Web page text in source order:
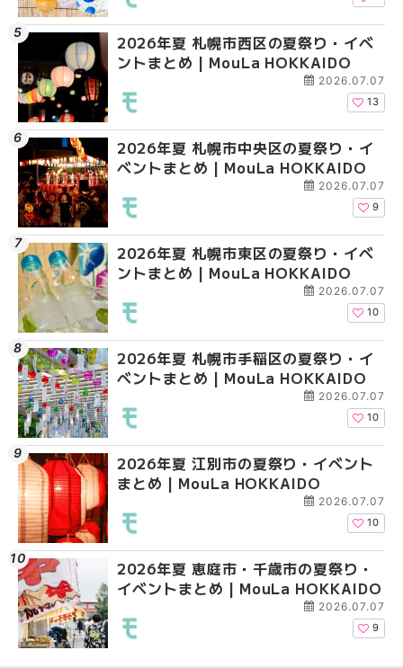
2026年夏 札幌市西区の夏祭り・イベ
ントまとめ | MouLa HOKKAIDO
2026.07.07
13
2026年夏 札幌市中央区の夏祭り・イ
ベントまとめ | MouLa HOKKAIDO
2026.07.07
9
2026年夏 札幌市東区の夏祭り・イベ
ントまとめ | MouLa HOKKAIDO
2026.07.07
10
2026年夏 札幌市手稲区の夏祭り・イ
ベントまとめ | MouLa HOKKAIDO
2026.07.07
10
2026年夏 江別市の夏祭り・イベント
まとめ | MouLa HOKKAIDO
2026.07.07
10
2026年夏 恵庭市・千歳市の夏祭り・
イベントまとめ | MouLa HOKKAIDO
2026.07.07
9
2026年夏 札幌市北区
ントまとめ | MouLa
2026年夏 札幌市清田
ベントまとめ |
2026年夏 札幌市手稲
ベントまとめ |
2026年夏 札幌市中央
ベントまとめ |
2026年夏 札幌市南区
ントまとめ | MouLa
札幌の麻辣湯（マーラ
め専門店9選！本場の
新店まで徹底比較 |
2026年夏 札幌市清田
ベントまとめ |
2026年夏 札幌市手稲
ベントまとめ |
2026年夏 札幌市豊平
ベントまとめ |
2026年夏 札幌市東区
ントまとめ | MouLa
2026年夏 札幌市南区
ントまとめ | MouLa
札幌の麻辣湯（マーラ
め専門店6選！本場の
新店まで徹底比較 |